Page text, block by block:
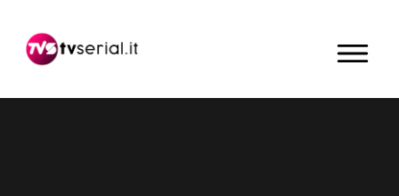
navigazione
contenuto
barra
primaria
MENU